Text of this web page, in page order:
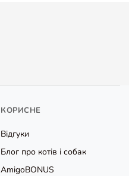
КОРИСНЕ
Відгуки
Блог про котів і собак
AmigoBONUS